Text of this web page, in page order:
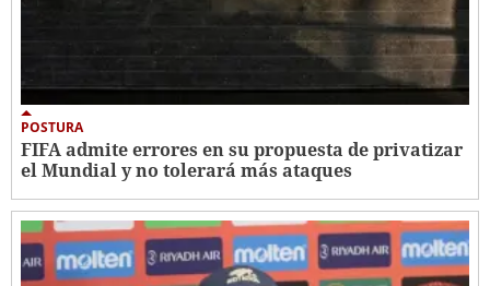
POSTURA
FIFA admite errores en su propuesta de privatizar
el Mundial y no tolerará más ataques